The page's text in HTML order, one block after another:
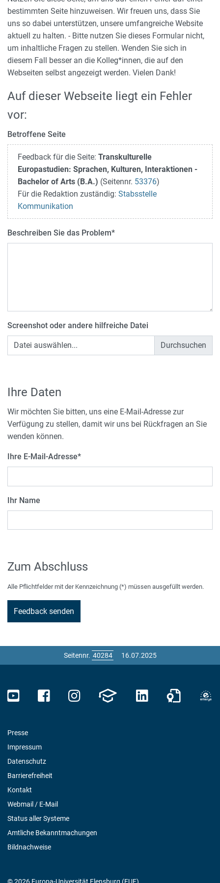
bestimmten Seite hinzuweisen. Wir freuen uns, dass Sie
uns so dabei unterstützen, unsere umfangreiche Website
aktuell zu halten. - Bitte nutzen Sie dieses Formular nicht,
um inhaltliche Fragen zu stellen. Wenden Sie sich in
diesem Fall besser an die Kolleg*innen, die auf den
Webseiten selbst angezeigt werden. Vielen Dank!
Auf dieser Webseite liegt ein Fehler
vor:
Betroffene Seite
Feedback für die Seite: Transkulturelle
Europastudien: Sprachen, Kulturen, Interaktionen -
Bachelor of Arts (B.A.) (Seitennr. 53376)
Für die Redaktion zuständig: Stabsstelle
Kommunikation
Beschreiben Sie das Problem*
Screenshot oder andere hilfreiche Datei
Datei auswählen...
Ihre Daten
Wir möchten Sie bitten, uns eine E-Mail-Adresse zur
Verfügung zu stellen, damit wir uns bei Rückfragen an Sie
wenden können.
Ihre E-Mail-Adresse*
Ihr Name
Zum Abschluss
Alle Pflichtfelder mit der Kennzeichnung (*) müssen ausgefüllt werden.
Seitennr. 16.07.2025
Presse
Impressum
Datenschutz
Barrierefreiheit
Kontakt
Webmail / E-Mail
Status aller Systeme
Amtliche Bekanntmachungen
Bildnachweise
© 2026 Europa-Universität Flensburg (EUF)